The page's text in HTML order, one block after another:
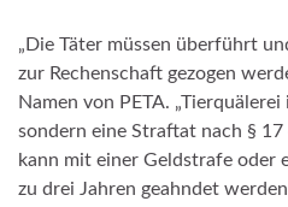
„Die Täter müssen überführt
zur Rechenschaft gezogen
Namen von PETA.
sondern eine Straftat nach § 17
kann mit einer Geldstrafe oder
zu drei Jahren geahndet